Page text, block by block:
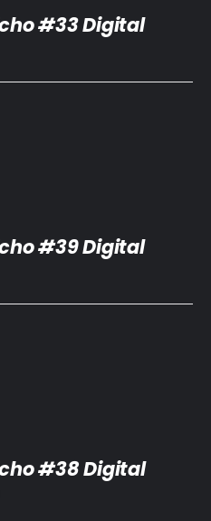
#33 Digital
#39 Digital
#38 Digital